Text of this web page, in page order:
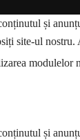
și
site-ul nostru.
modulelor
și